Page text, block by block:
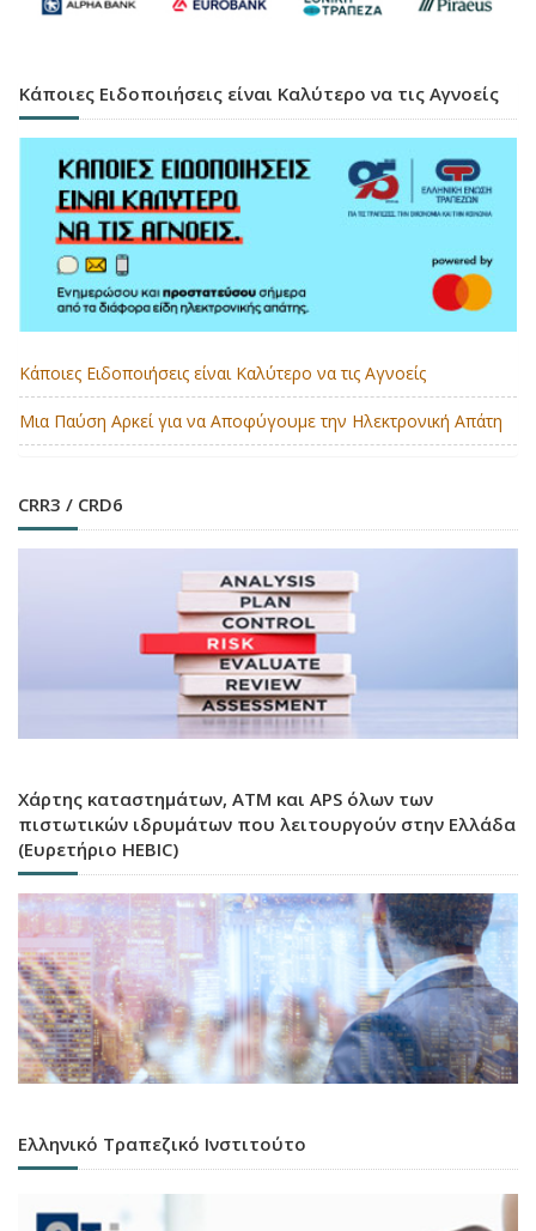
Κάποιες Ειδοποιήσεις είναι Καλύτερο να τις Αγνοείς
Κάποιες Ειδοποιήσεις είναι Καλύτερο να τις Αγνοείς
Μια Παύση Αρκεί για να Αποφύγουμε την Ηλεκτρονική Απάτη
CRR3 / CRD6
Χάρτης καταστημάτων, ATM και APS όλων των
πιστωτικών ιδρυμάτων που λειτουργούν στην Ελλάδα
(Ευρετήριο HEBIC)
Ελληνικό Τραπεζικό Ινστιτούτο